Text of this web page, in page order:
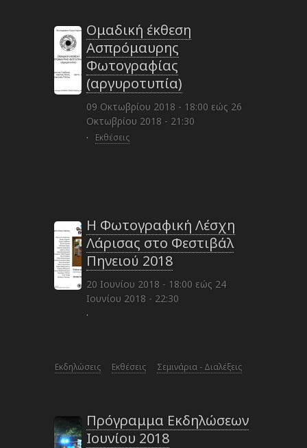
Ομαδική έκθεση
Ασπρόμαυρης
Φωτογραφίας
(αργυροτυπία)
09 Οκτωβρίου 2018 - 18:00 εώς 26
Οκτωβρίου 2018 - 21:30
· Εκθέσεις
Η Φωτογραφική Λέσχη
Λάρισας στο Φεστιβάλ
Πηνειού 2018
20 Ιουνίου 2018 - 18:00 εώς 24
Ιουνίου 2018 - 22:30
·
Εκδηλώσεις Εκθέσεις Σεμινάρια - Διαλέξεις
Πρόγραμμα Εκδηλώσεων
Ιουνίου 2018